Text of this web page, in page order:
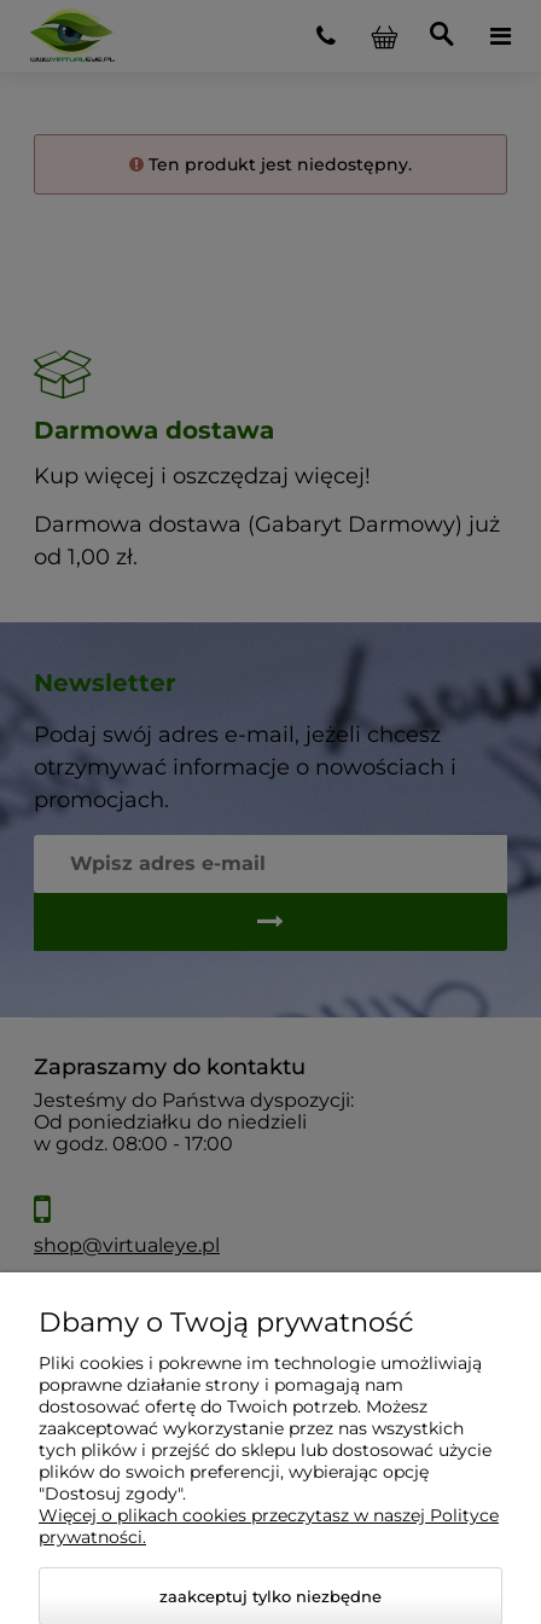
Ten produkt jest niedostępny.
Darmowa dostawa
Kup więcej i oszczędzaj więcej!
Darmowa dostawa (Gabaryt Darmowy) już
od 1,00 zł.
Newsletter
Podaj swój adres e-mail, jeżeli chcesz
otrzymywać informacje o nowościach i
promocjach.
Zapraszamy do kontaktu
Jesteśmy do Państwa dyspozycji:
Od poniedziałku do niedzieli
w godz. 08:00 - 17:00
shop@virtualeye.pl
Moje konto
Płatności i dostawa
Informacje
O nas
Dbamy o Twoją prywatność
Pliki cookies i pokrewne im technologie umożliwiają
poprawne działanie strony i pomagają nam
dostosować ofertę do Twoich potrzeb. Możesz
zaakceptować wykorzystanie przez nas wszystkich
tych plików i przejść do sklepu lub dostosować użycie
plików do swoich preferencji, wybierając opcję
"Dostosuj zgody".
Więcej o plikach cookies przeczytasz w naszej Polityce
prywatności.
zaakceptuj tylko niezbędne